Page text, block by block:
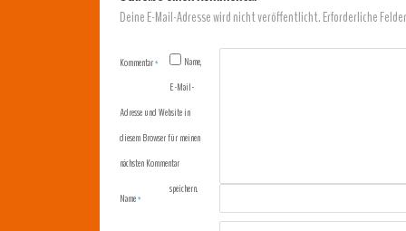
Deine E-Mail-Adresse wird nicht veröffentlicht.Erforderliche
Kommentar*
Name*
Name,
E-Mail-
Adresse und Website in
diesem Browser für meinen
nächsten Kommentar
speichern.